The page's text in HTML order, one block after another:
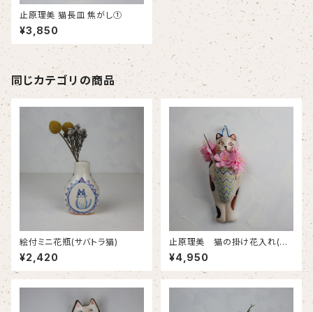
止原理美 猫長皿 焦がし①
¥3,850
同じカテゴリの商品
絵付ミニ花瓶(サバトラ猫)
¥2,420
止原理美 猫の掛け花入れ(三
毛猫)
¥4,950